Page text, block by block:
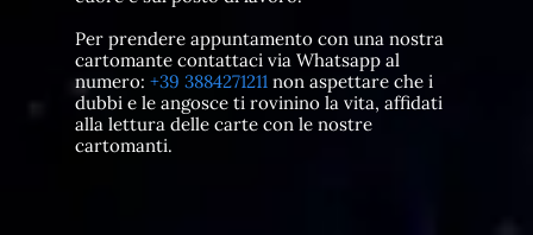
Per prendere appuntamento con una nostra
cartomante contattaci via Whatsapp al
numero: +39 3884271211non aspettare che i
dubbi e le angosce ti rovinino la vita, affidati
alla lettura delle carte con le nostre
cartomanti.